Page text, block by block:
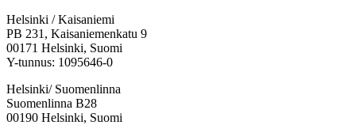
Helsinki / Kaisaniemi
PB 231, Kaisaniemenkatu 9
00171 Helsinki, Suomi
Y-tunnus: 1095646-0
Helsinki/ Suomenlinna
Suomenlinna B28
00190 Helsinki, Suomi